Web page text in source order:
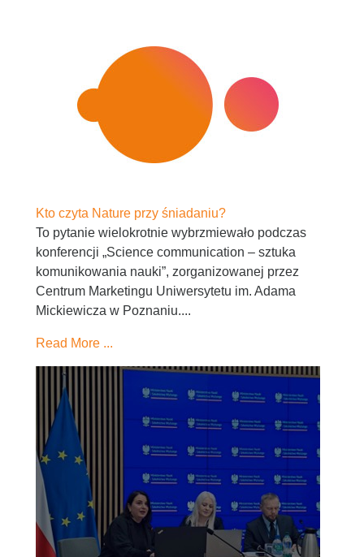
Kto czyta Nature przy śniadaniu?
To pytanie wielokrotnie wybrzmiewało podczas
konferencji „Science communication – sztuka
komunikowania nauki”, zorganizowanej przez
Centrum Marketingu Uniwersytetu im. Adama
Mickiewicza w Poznaniu....
Read More ...